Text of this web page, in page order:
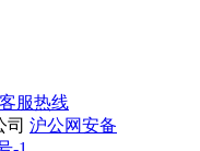
客服热线
司 沪公网安备